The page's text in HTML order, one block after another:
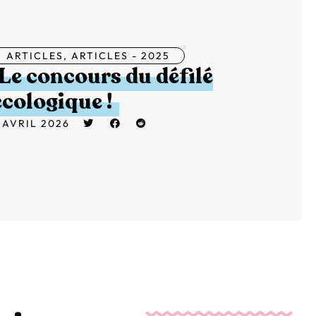
ARTICLES, ARTICLES - 2025
concours du défilé
!
2026